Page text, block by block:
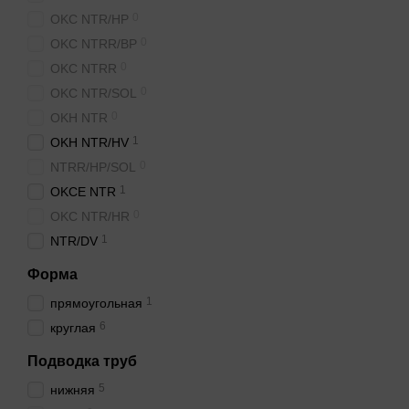
Почему важен
Сухой ТЭН не касается
Монтажники говорят,
Если подключение к
OKC NTR/HP
OKC NTRR/BP
OKC NTRR
OKC NTR/SOL
OKH NTR
OKH NTR/HV 1
NTRR/HP/SOL
OKCE NTR 1
OKC NTR/HR
NTR/DV 1
Форма
прямоугольная 1
круглая 6
Подводка труб
нижняя 5